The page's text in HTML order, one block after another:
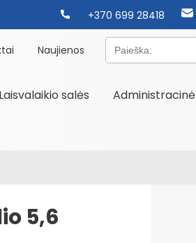
+370 699 28418
Naujienos Paieška:
Laisvalaikio salės
5,6